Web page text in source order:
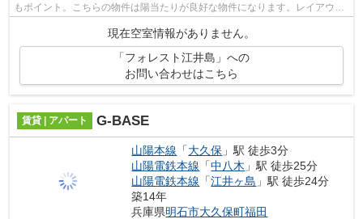
もポイント。こちらの物件は陽当たりが良好な物件になります。レイアウト
も変えやすいコンパクトな間取りのア...
現在空室情報がありません。
「フォレスト江井島」への
お問い合わせはこちら
賃貸 | アパート G-BASE
山陽本線 「大久保 」駅 徒歩3分
山陽電鉄本線 「中八木 」駅 徒歩25分
山陽電鉄本線 「江井ヶ島 」駅 徒歩24分
築14年
兵庫県明石市大久保町福田